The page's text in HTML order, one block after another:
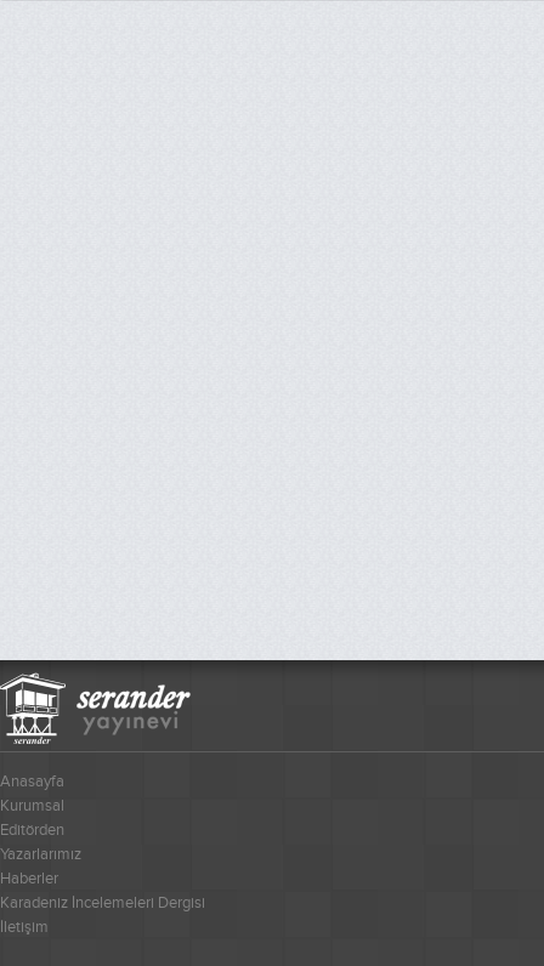
Anasayfa
Kurumsal
Editörden
Yazarlarımız
Haberler
Karadeniz İncelemeleri Dergisi
İletişim